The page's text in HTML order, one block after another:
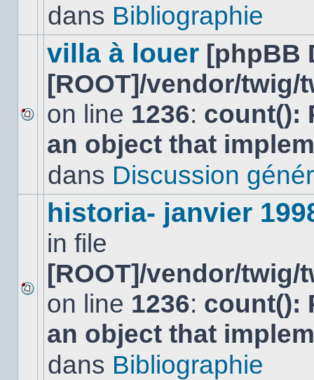
dansdans Bibliographie
Aucun
nouveau
message
sujet.
villa à louer [phpBB
[ROOT]/vendor/
on line 1236: count():
an object that
dans Discussion
Aucun
nouveau
message
non-
dans
historia- janvier
in file
[ROOT]/vendor/
on line 1236: count():
an object that
dans Bibliographie